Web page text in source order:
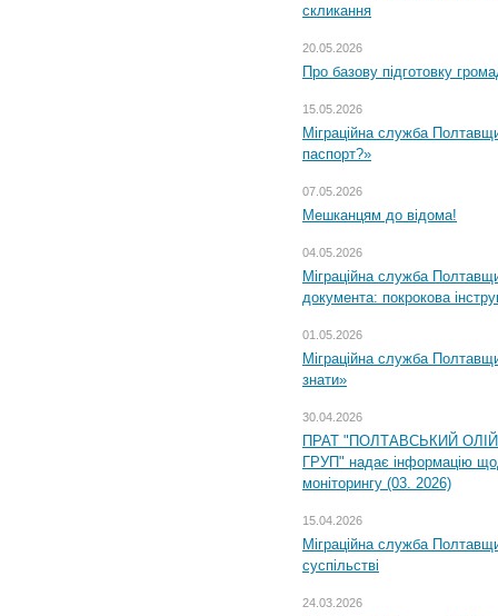
скликання
20.05.2026
Про базову підготовку
15.05.2026
Міграційна служба
паспорт?»
07.05.2026
Мешканцям до відома!
04.05.2026
Міграційна служба
документа: покрокова
01.05.2026
Міграційна служба
знати»
30.04.2026
ПРАТ "ПОЛТАВСЬКИЙ
ГРУП" надає інформацію
моніторингу (03. 2026)
15.04.2026
Міграційна служба
суспільстві
24.03.2026